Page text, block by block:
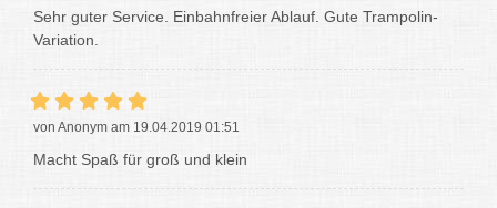
Sehr guter Service. Einbahnfreier Ablauf. Gute Trampolin-
Variation.
von Anonym am 19.04.2019 01:51
Macht Spaß für groß und klein